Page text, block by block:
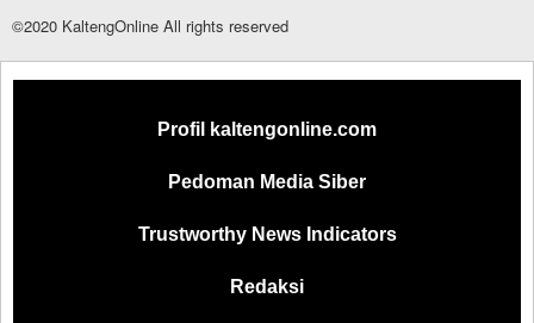
©2020 KaltengOnline All rights reserved
Profil kaltengonline.com
Pedoman Media Siber
Trustworthy News Indicators
Redaksi